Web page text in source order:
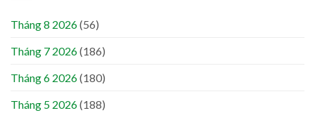
Tháng 8 2026(56)
Tháng 7 2026(186)
Tháng 6 2026(180)
Tháng 5 2026(188)